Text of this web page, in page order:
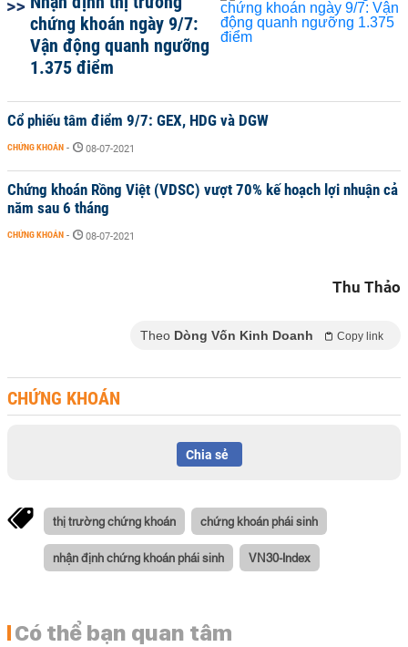
chứng khoán ngày 9/7:
Vận động quanh ngưỡng
1.375 điểm
Cổ phiếu tâm điểm 9/7: GEX, HDG và DGW
CHỨNG KHOÁN - 08-07-2021
Chứng khoán Rồng Việt (VDSC) vượt 70% kế hoạch lợi nhuận cả
năm sau 6 tháng
CHỨNG KHOÁN - 08-07-2021
Thu Thảo
Theo Dòng Vốn Kinh Doanh Copy link
CHỨNG KHOÁN
Chia sẻ
thị trường chứng khoán chứng khoán phái sinh
nhận định chứng khoán phái sinh VN30-Index
Có thể bạn quan tâm